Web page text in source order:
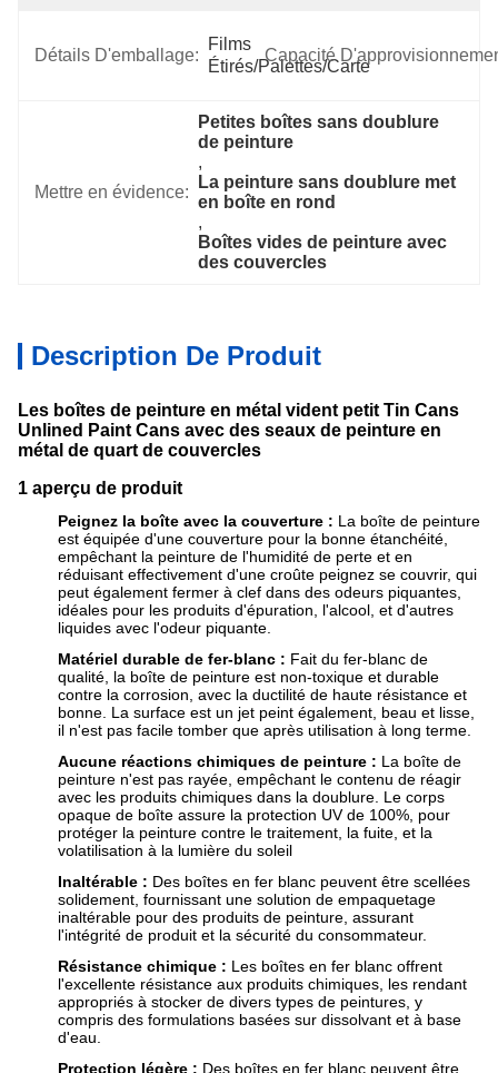
Détails D'emballage:
Films
Étirés/palettes/carte
Capacité
Mettre en évidence:
Petites boîtes sans doublure
de peinture
,
La peinture sans doublure met
en boîte en rond
,
Boîtes vides de peinture avec
des couvercles
Description De Produit
Les boîtes de peinture en métal vident petit Tin Cans
Unlined Paint Cans avec des seaux de peinture en
métal de quart de couvercles
1 aperçu de produit
Peignez la boîte avec la couverture : La boîte de peinture
est équipée d'une couverture pour la bonne étanchéité,
empêchant la peinture de l'humidité de perte et en
réduisant effectivement d'une croûte peignez se couvrir, qui
peut également fermer à clef dans des odeurs piquantes,
idéales pour les produits d'épuration, l'alcool, et d'autres
liquides avec l'odeur piquante.
Matériel durable de fer-blanc : Fait du fer-blanc de
qualité, la boîte de peinture est non-toxique et durable
contre la corrosion, avec la ductilité de haute résistance et
bonne. La surface est un jet peint également, beau et lisse,
il n'est pas facile tomber que après utilisation à long terme.
Aucune réactions chimiques de peinture : La boîte de
peinture n'est pas rayée, empêchant le contenu de réagir
avec les produits chimiques dans la doublure. Le corps
opaque de boîte assure la protection UV de 100%, pour
protéger la peinture contre le traitement, la fuite, et la
volatilisation à la lumière du soleil
Inaltérable : Des boîtes en fer blanc peuvent être scellées
solidement, fournissant une solution de empaquetage
inaltérable pour des produits de peinture, assurant
l'intégrité de produit et la sécurité du consommateur.
Résistance chimique : Les boîtes en fer blanc offrent
l'excellente résistance aux produits chimiques, les rendant
appropriés à stocker de divers types de peintures, y
compris des formulations basées sur dissolvant et à base
d'eau.
Protection légère : Des boîtes en fer blanc peuvent être